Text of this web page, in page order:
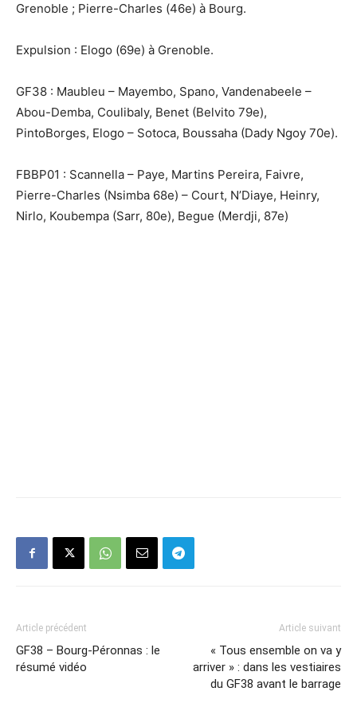
Grenoble ; Pierre-Charles (46e) à Bourg.
Expulsion : Elogo (69e) à Grenoble.
GF38 : Maubleu – Mayembo, Spano, Vandenabeele –
Abou-Demba, Coulibaly, Benet (Belvito 79e),
PintoBorges, Elogo – Sotoca, Boussaha (Dady Ngoy 70e).
FBBP01 : Scannella – Paye, Martins Pereira, Faivre,
Pierre-Charles (Nsimba 68e) – Court, N’Diaye, Heinry,
Nirlo, Koubempa (Sarr, 80e), Begue (Merdji, 87e)
Article précédent
GF38 – Bourg-Péronnas : le
résumé vidéo
Article suivant
« Tous ensemble on va y
arriver » : dans les vestiaires
du GF38 avant le barrage